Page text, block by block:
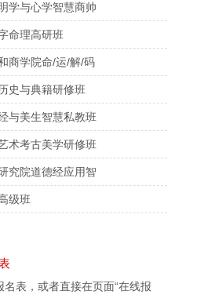
学与心学智慧商帅
命理高研班
商学院命/运/解/码
史与典籍研修班
与美生智慧私教班
术考古美学研修班
究院道德经应用智
级班
名表，或者直接在页面“在线报